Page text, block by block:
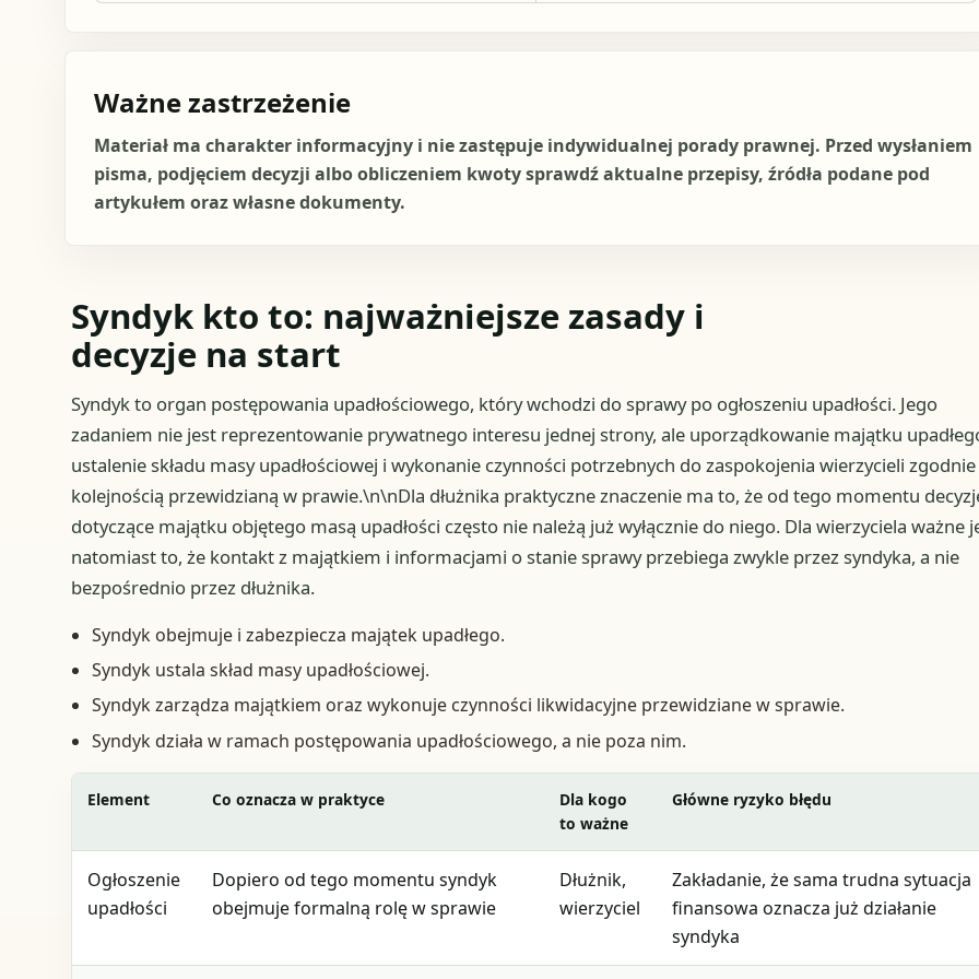
Ważne zastrzeżenie
Materiał ma charakter informacyjny i nie zastępuje indywidualnej porady prawnej. Przed wysłaniem
pisma, podjęciem decyzji albo obliczeniem kwoty sprawdź aktualne przepisy, źródła podane pod
artykułem oraz własne dokumenty.
Syndyk kto to: najważniejsze zasady i
decyzje na start
Syndyk to organ postępowania upadłościowego, który wchodzi do sprawy po ogłoszeniu upadłości. Jego
zadaniem nie jest reprezentowanie prywatnego interesu jednej strony, ale uporządkowanie majątku
ustalenie składu masy upadłościowej i wykonanie czynności potrzebnych do zaspokojenia wierzycieli zgodnie
kolejnością przewidzianą w prawie.\n\nDla dłużnika praktyczne znaczenie ma to, że od tego momentu
dotyczące majątku objętego masą upadłości często nie należą już wyłącznie do niego. Dla wierzyciela ważne
natomiast to, że kontakt z majątkiem i informacjami o stanie sprawy przebiega zwykle przez syndyka, a nie
bezpośrednio przez dłużnika.
Syndyk obejmuje i zabezpiecza majątek upadłego.
Syndyk ustala skład masy upadłościowej.
Syndyk zarządza majątkiem oraz wykonuje czynności likwidacyjne przewidziane w sprawie.
Syndyk działa w ramach postępowania upadłościowego, a nie poza nim.
Element Co oznacza w praktyce
Dla kogo
to ważne
Główne ryzyko błędu
Ogłoszenie
upadłości
Dopiero od tego momentu syndyk
obejmuje formalną rolę w sprawie
Dłużnik,
wierzyciel
Zakładanie, że sama trudna sytuacja
finansowa oznacza już działanie
syndyka